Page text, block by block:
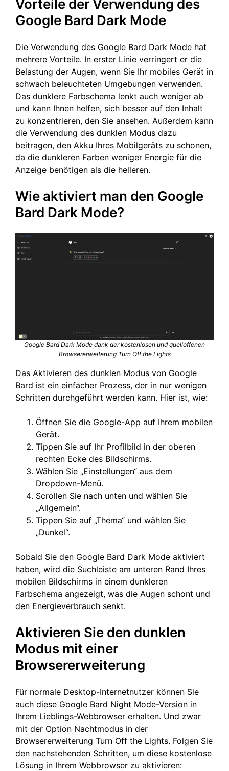
Vorteile der Verwendung des
Google Bard Dark Mode
Die Verwendung des Google Bard Dark Mode hat
mehrere Vorteile. In erster Linie verringert er die
Belastung der Augen, wenn Sie Ihr mobiles Gerät in
schwach beleuchteten Umgebungen verwenden.
Das dunklere Farbschema lenkt auch weniger ab
und kann Ihnen helfen, sich besser auf den Inhalt
zu konzentrieren, den Sie ansehen. Außerdem kann
die Verwendung des dunklen Modus dazu
beitragen, den Akku Ihres Mobilgeräts zu schonen,
da die dunkleren Farben weniger Energie für die
Anzeige benötigen als die helleren.
Wie aktiviert man den Google
Bard Dark Mode?
Google Bard Dark Mode dank der kostenlosen und quelloffenen
Browsererweiterung Turn Off the Lights
Das Aktivieren des dunklen Modus von Google
Bard ist ein einfacher Prozess, der in nur wenigen
Schritten durchgeführt werden kann. Hier ist, wie:
Öffnen Sie die Google-App auf Ihrem mobilen
Gerät.
Tippen Sie auf Ihr Profilbild in der oberen
rechten Ecke des Bildschirms.
Wählen Sie „Einstellungen“ aus dem
Dropdown-Menü.
Scrollen Sie nach unten und wählen Sie
„Allgemein“.
Tippen Sie auf „Thema“ und wählen Sie
„Dunkel“.
Sobald Sie den Google Bard Dark Mode aktiviert
haben, wird die Suchleiste am unteren Rand Ihres
mobilen Bildschirms in einem dunkleren
Farbschema angezeigt, was die Augen schont und
den Energieverbrauch senkt.
Aktivieren Sie den dunklen
Modus mit einer
Browsererweiterung
Für normale Desktop-Internetnutzer können Sie
auch diese Google Bard Night Mode-Version in
Ihrem Lieblings-Webbrowser erhalten. Und zwar
mit der Option Nachtmodus in der
Browsererweiterung Turn Off the Lights. Folgen Sie
den nachstehenden Schritten, um diese kostenlose
Lösung in Ihrem Webbrowser zu aktivieren: